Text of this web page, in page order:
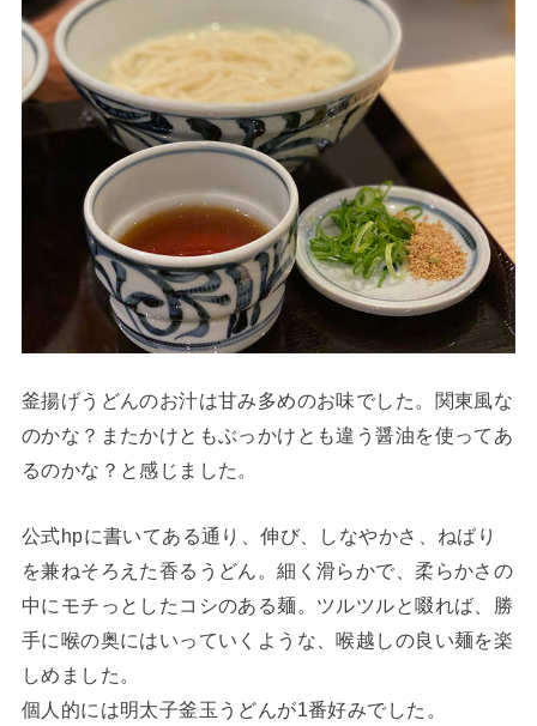
釜揚げうどんのお汁は甘み多めのお味でした。関東風な
のかな？またかけともぶっかけとも違う醤油を使ってあ
るのかな？と感じました。
​公式hpに書いてある通り、伸び、しなやかさ、ねばり
を兼ねそろえた香るうどん。細く滑らかで、柔らかさの
中にモチっとしたコシのある麺。ツルツルと啜れば、勝
手に喉の奥にはいっていくような、喉越しの良い麺を楽
しめました。
個人的には明太子釜玉うどんが1番好みでした。